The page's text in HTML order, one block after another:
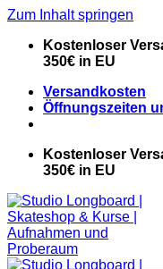
Zum Inhalt springen
Kostenloser
350€ in EU
Versandkosten
Öffnungszeiten
Kostenloser
350€ in EU